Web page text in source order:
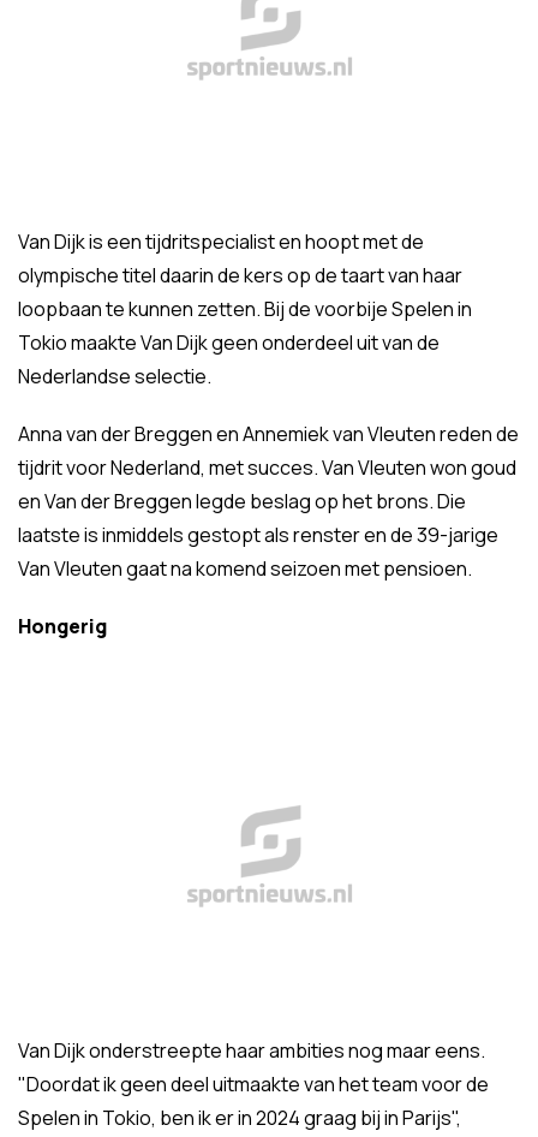
Van Dijk is een tijdritspecialist en hoopt met de
olympische titel daarin de kers op de taart van haar
loopbaan te kunnen zetten. Bij de voorbije Spelen in
Tokio maakte Van Dijk geen onderdeel uit van de
Nederlandse selectie.
Anna van der Breggen en Annemiek van Vleuten reden de
tijdrit voor Nederland, met succes. Van Vleuten won goud
en Van der Breggen legde beslag op het brons. Die
laatste is inmiddels gestopt als renster en de 39-jarige
Van Vleuten gaat na komend seizoen met pensioen.
Hongerig
Van Dijk onderstreepte haar ambities nog maar eens.
"Doordat ik geen deel uitmaakte van het team voor de
Spelen in Tokio, ben ik er in 2024 graag bij in Parijs",